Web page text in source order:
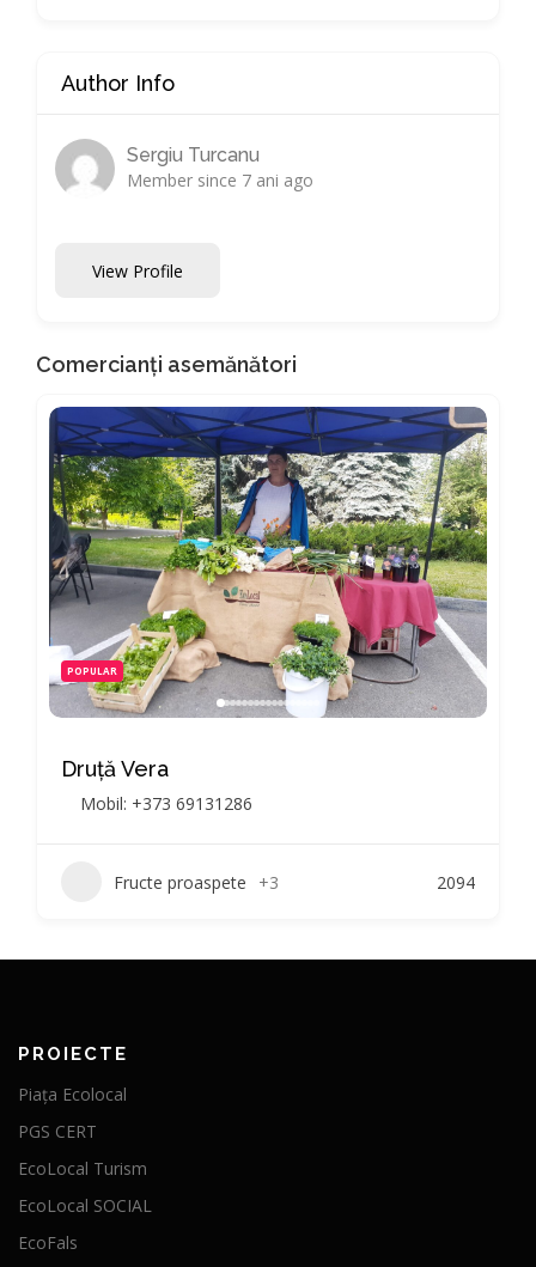
Author Info
Sergiu Turcanu
Member since 7 ani ago
View Profile
Comercianți asemănători
POPULAR
Druță Vera
Mobil: +373 69131286
Fructe proaspete +3 2094
PROIECTE
Piața Ecolocal
PGS CERT
EcoLocal Turism
EcoLocal SOCIAL
EcoFals